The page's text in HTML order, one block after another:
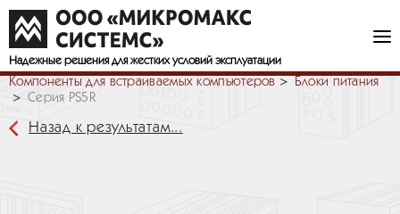
Надежные решения для жестких условий эксплуатации
Компоненты для встраиваемых компьютеров
Блоки питания
Серия PS5R
Назад к результатам...